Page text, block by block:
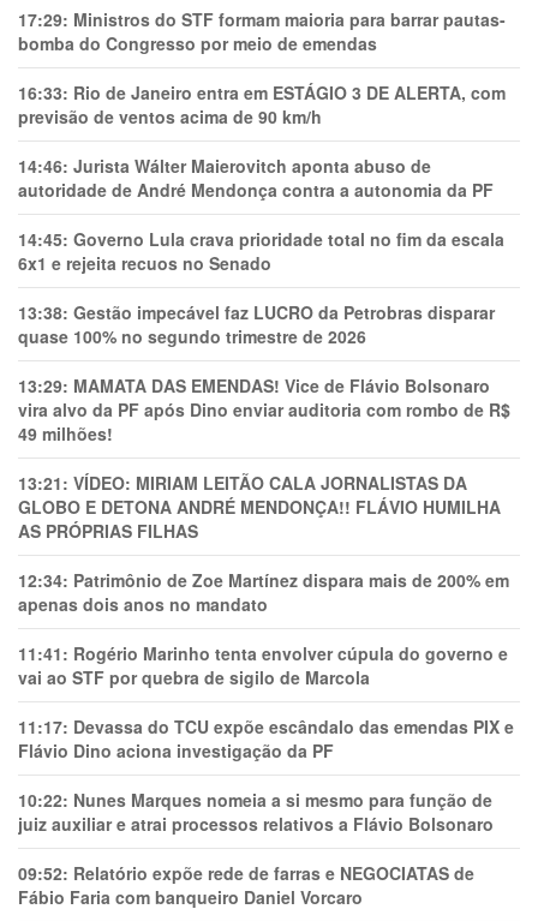
17:29: Ministros do STF formam maioria para barrar pautas-
bomba do Congresso por meio de emendas
16:33: Rio de Janeiro entra em ESTÁGIO 3 DE ALERTA, com
previsão de ventos acima de 90 km/h
14:46: Jurista Wálter Maierovitch aponta abuso de
autoridade de André Mendonça contra a autonomia da PF
14:45: Governo Lula crava prioridade total no fim da escala
6x1 e rejeita recuos no Senado
13:38: Gestão impecável faz LUCRO da Petrobras disparar
quase 100% no segundo trimestre de 2026
13:29: MAMATA DAS EMENDAS! Vice de Flávio Bolsonaro
vira alvo da PF após Dino enviar auditoria com rombo de R$
49 milhões!
13:21: VÍDEO: MIRIAM LEITÃO CALA JORNALISTAS DA
GLOBO E DETONA ANDRÉ MENDONÇA!! FLÁVIO HUMILHA
AS PRÓPRIAS FILHAS
12:34: Patrimônio de Zoe Martínez dispara mais de 200% em
apenas dois anos no mandato
11:41: Rogério Marinho tenta envolver cúpula do governo e
vai ao STF por quebra de sigilo de Marcola
11:17: Devassa do TCU expõe escândalo das emendas PIX e
Flávio Dino aciona investigação da PF
10:22: Nunes Marques nomeia a si mesmo para função de
juiz auxiliar e atrai processos relativos a Flávio Bolsonaro
09:52: Relatório expõe rede de farras e NEGOCIATAS de
Fábio Faria com banqueiro Daniel Vorcaro